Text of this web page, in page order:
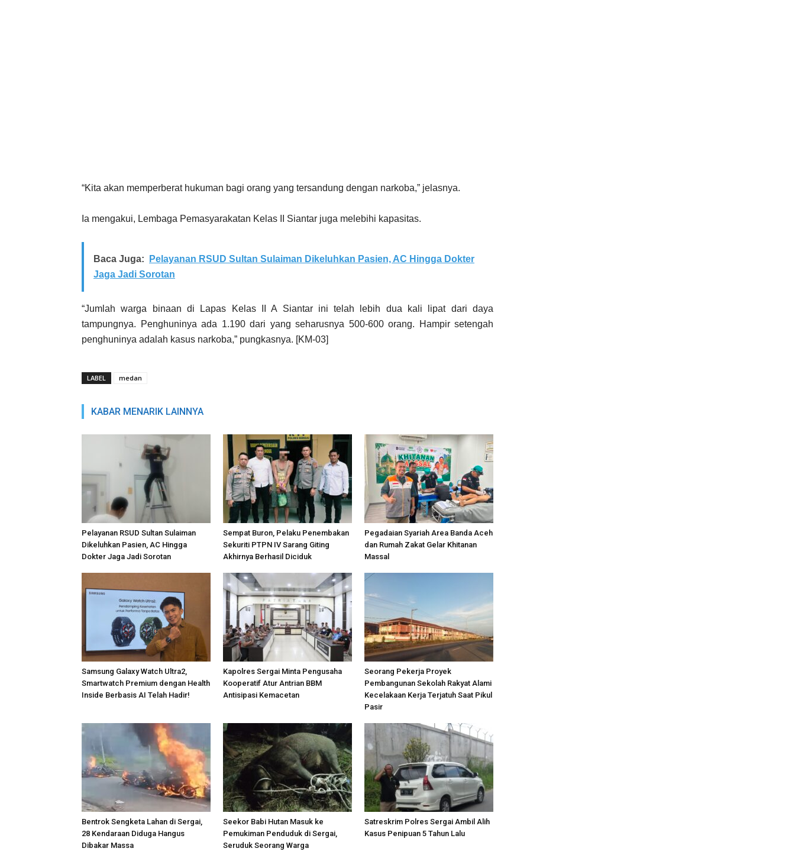
“Kita akan memperberat hukuman bagi orang yang tersandung dengan narkoba,” jelasnya.
Ia mengakui, Lembaga Pemasyarakatan Kelas II Siantar juga melebihi kapasitas.
Baca Juga:
Pelayanan RSUD Sultan Sulaiman Dikeluhkan Pasien, AC Hingga Dokter
Jaga Jadi Sorotan
“Jumlah warga binaan di Lapas Kelas II A Siantar ini telah lebih dua kali lipat dari daya
tampungnya. Penghuninya ada 1.190 dari yang seharusnya 500-600 orang. Hampir setengah
penghuninya adalah kasus narkoba,” pungkasnya. [KM-03]
LABEL medan
KABAR MENARIK LAINNYA
Pelayanan RSUD Sultan Sulaiman
Dikeluhkan Pasien, AC Hingga
Dokter Jaga Jadi Sorotan
Sempat Buron, Pelaku Penembakan
Sekuriti PTPN IV Sarang Giting
Akhirnya Berhasil Diciduk
Pegadaian Syariah Area Banda Aceh
dan Rumah Zakat Gelar Khitanan
Massal
Samsung Galaxy Watch Ultra2,
Smartwatch Premium dengan Health
Inside Berbasis AI Telah Hadir!
Kapolres Sergai Minta Pengusaha
Kooperatif Atur Antrian BBM
Antisipasi Kemacetan
Seorang Pekerja Proyek
Pembangunan Sekolah Rakyat Alami
Kecelakaan Kerja Terjatuh Saat Pikul
Pasir
Bentrok Sengketa Lahan di Sergai,
28 Kendaraan Diduga Hangus
Dibakar Massa
Seekor Babi Hutan Masuk ke
Pemukiman Penduduk di Sergai,
Seruduk Seorang Warga
Satreskrim Polres Sergai Ambil Alih
Kasus Penipuan 5 Tahun Lalu